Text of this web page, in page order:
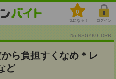
0
気になる！ ログイン
No.NSGYK9_DRB
から負担すくなめ＊レ
ど